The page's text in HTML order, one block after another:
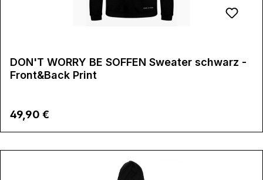
DON'T WORRY BE SOFFEN Sweater schwarz -
Front&Back Print
Regulärer Preis:
49,90 €